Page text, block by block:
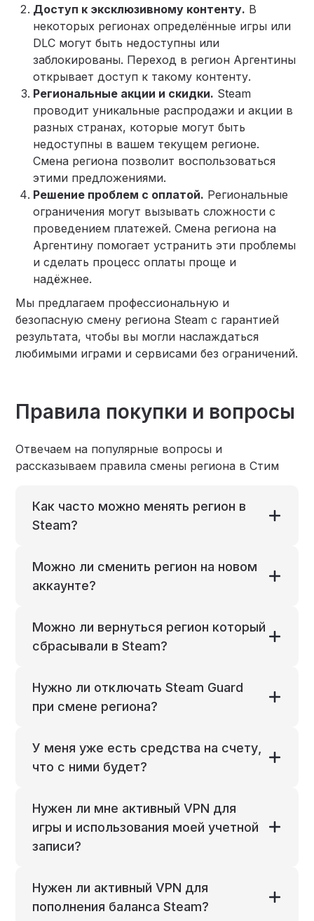
Доступ к эксклюзивному контенту. В
некоторых регионах определённые игры или
DLC могут быть недоступны или
заблокированы. Переход в регион Аргентины
открывает доступ к такому контенту.
Региональные акции и скидки. Steam
проводит уникальные распродажи и акции в
разных странах, которые могут быть
недоступны в вашем текущем регионе.
Смена региона позволит воспользоваться
этими предложениями.
Решение проблем с оплатой. Региональные
ограничения могут вызывать сложности с
проведением платежей. Смена региона на
Аргентину помогает устранить эти проблемы
и сделать процесс оплаты проще и
надёжнее.
Мы предлагаем профессиональную и
безопасную смену региона Steam с гарантией
результата, чтобы вы могли наслаждаться
любимыми играми и сервисами без ограничений.
Правила покупки и вопросы
Отвечаем на популярные вопросы и
рассказываем правила смены региона в Стим
Как часто можно менять регион в
Steam?
Можно ли сменить регион на новом
аккаунте?
Можно ли вернуться регион который
сбрасывали в Steam?
Нужно ли отключать Steam Guard
при смене региона?
У меня уже есть средства на счету,
что с ними будет?
Нужен ли мне активный VPN для
игры и использования моей учетной
записи?
Нужен ли активный VPN для
пополнения баланса Steam?